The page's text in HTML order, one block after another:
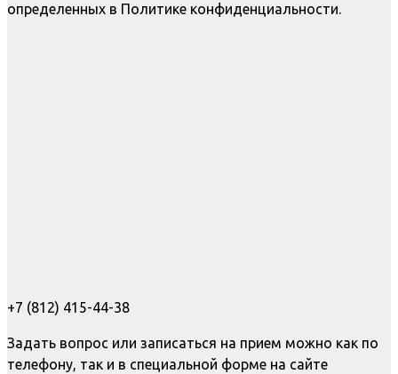
определенных в Политике конфиденциальности.
+7 (812) 415-44-38
Задать вопрос или записаться на прием можно как по
телефону, так и в специальной форме на сайте